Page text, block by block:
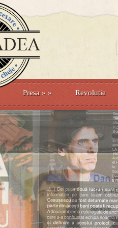
Presa » » Revolutie